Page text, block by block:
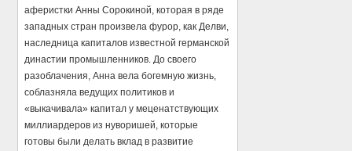
аферистки Анны Сорокиной, которая в ряде
западных стран произвела фурор, как Делви,
наследница капиталов известной германской
династии промышленников. До своего
разоблачения, Анна вела богемную жизнь,
соблазняла ведущих политиков и
«выкачивала» капитал у меценатствующих
миллиардеров из нуворишей, которые
готовы были делать вклад в развитие